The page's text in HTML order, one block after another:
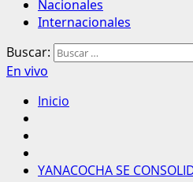
Nacionales
Internacionales
Buscar:
En vivo
Inicio
YANACOCHA SE